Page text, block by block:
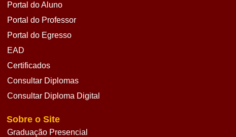
Portal do Aluno
Portal do Professor
Portal do Egresso
EAD
Certificados
Consultar Diplomas
Consultar Diploma Digital
Sobre o Site
Graduação Presencial